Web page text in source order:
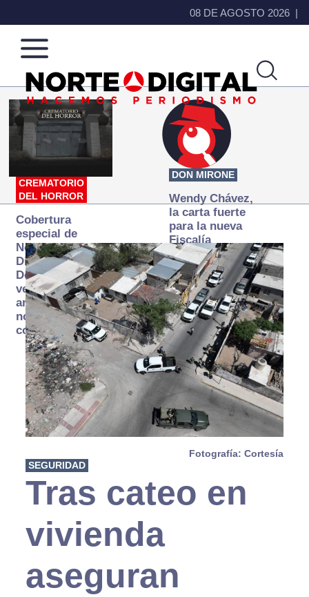
08 DE AGOSTO 2026
Norte
de
Ciudad
Más
que
noticias,
hacemos periodismo
CREMATORIO
DEL HORROR
Cobertura
especial de
Norte
Digital:
Donde la
verdad
arde… pero
no se
consume
DON MIRONE
Wendy Chávez,
la carta fuerte
para la nueva
Fiscalía
autónoma
Fotografía: Cortesía
SEGURIDAD
Tras cateo en
vivienda
aseguran